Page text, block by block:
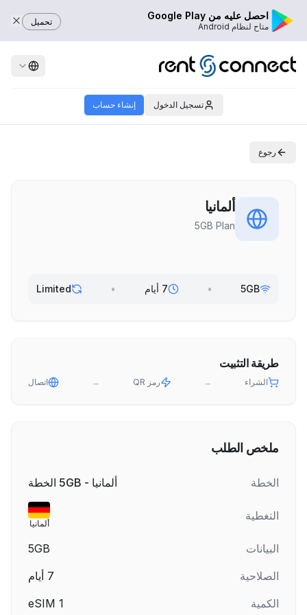
احصل عليه من Google Play
متاح لنظام Android تحميل
تسجيل الدخول إنشاء حساب
رجوع
ألمانيا
5GB Plan
5GB
• 7 أيام •
Limited
طريقة التثبيت
الشراء → رمز QR → اتصال
ملخص الطلب
الخطة ألمانيا - 5GB الخطة
التغطية
ألمانيا
البيانات
5GB
الصلاحية
7 أيام
الكمية
1